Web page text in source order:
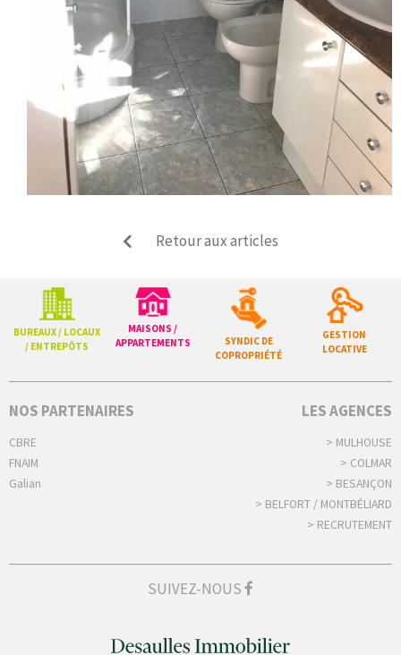
Retour aux articles
BUREAUX / LOCAUX
/ ENTREPÔTS
MAISONS /
APPARTEMENTS
SYNDIC DE
COPROPRIÉTÉ
GESTION
LOCATIVE
NOS PARTENAIRES
CBRE
FNAIM
Galian
LES AGENCES
> MULHOUSE
> COLMAR
> BESANÇON
> BELFORT / MONTBÉLIARD
> RECRUTEMENT
SUIVEZ-NOUS